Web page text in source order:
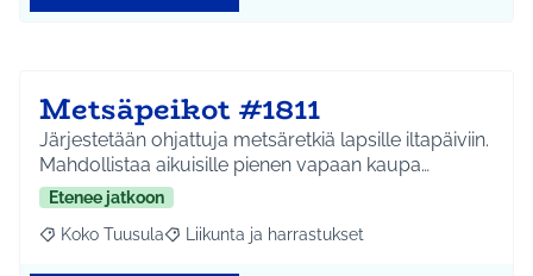
Metsäpeikot #1811
Järjestetään ohjattuja metsäretkiä lapsille iltapäiviin.
Mahdollistaa aikuisille pienen vapaan kaupa…
Etenee jatkoon
Rajaa tulokset aihepiirin mukaan: Koko Tuusula
Koko Tuusula Rajaa tulokset teeman mukaan: Liikunta ja
Liikunta ja harrastukset